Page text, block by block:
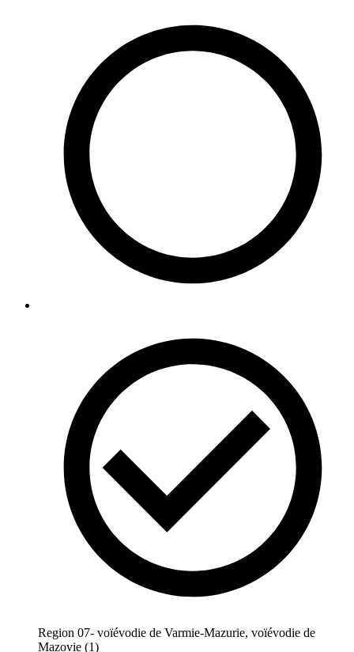
Region 07- voïévodie de Varmie-Mazurie, voïévodie de
Mazovie (1)